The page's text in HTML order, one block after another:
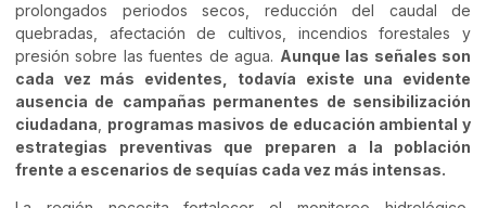
prolongados periodos secos, reducción del caudal de
quebradas, afectación de cultivos, incendios forestales y
presión sobre las fuentes de agua. Aunque las señales son
cada vez más evidentes, todavía existe una evidente
ausencia de campañas permanentes de sensibilización
ciudadana
programas masivos de educación ambiental y
estrategias preventivas que preparen a la población
frente a escenarios de sequías cada vez más intensas.